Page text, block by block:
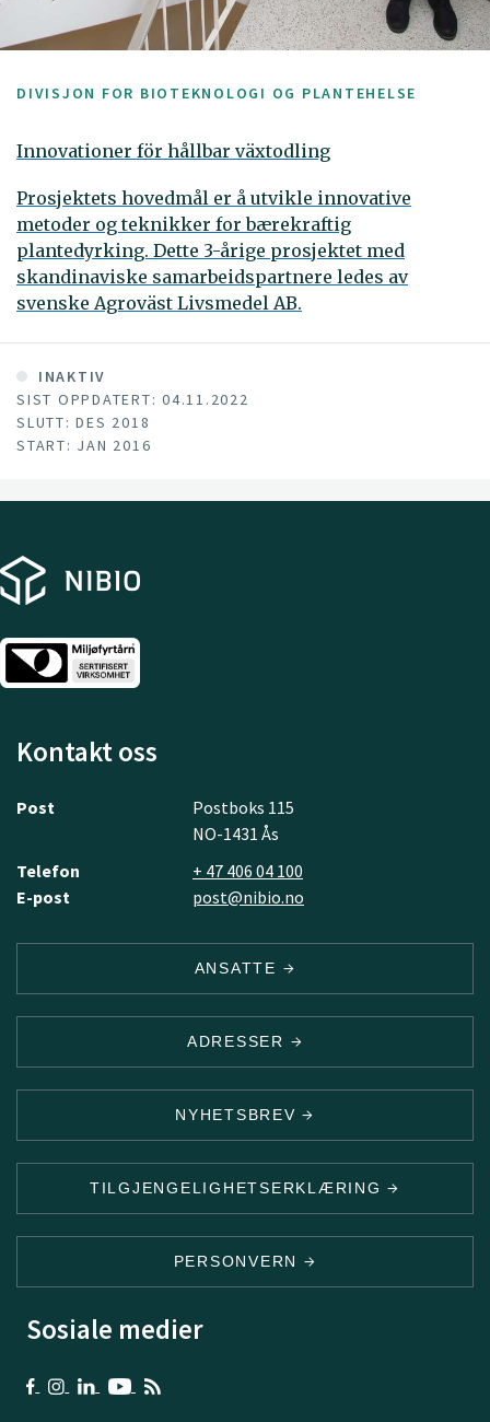
DIVISJON FOR BIOTEKNOLOGI OG PLANTEHELSE
Innovationer för hållbar växtodling
Prosjektets hovedmål er å utvikle innovative
metoder og teknikker for bærekraftig
plantedyrking. Dette 3-årige prosjektet med
skandinaviske samarbeidspartnere ledes av
svenske Agroväst Livsmedel AB.
INAKTIV
SIST OPPDATERT: 04.11.2022
SLUTT: DES 2018
START: JAN 2016
Kontakt oss
Post
Postboks 115
NO-1431 Ås
Telefon
+ 47 406 04 100
E-post
post@nibio.no
ANSATTE
ADRESSER
NYHETSBREV
TILGJENGELIGHETSERKLÆRING
PERSONVERN
Sosiale medier